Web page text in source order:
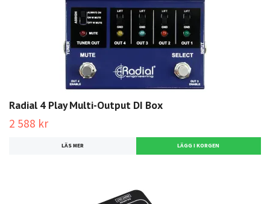
Radial 4 Play Multi-Output DI Box
2 588 kr
LÄS MER